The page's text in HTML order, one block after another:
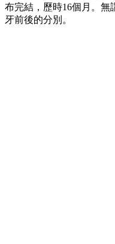
布完結，歷時16個月。無
牙前後的分別。